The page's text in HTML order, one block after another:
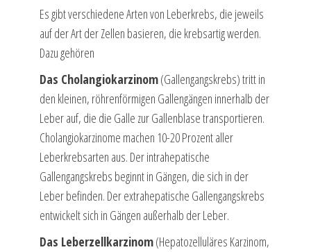
Es gibt verschiedene Arten von Leberkrebs, die jeweils
auf der Art der Zellen basieren, die krebsartig werden.
Dazu gehören
Das Cholangiokarzinom(Gallengangskrebs) tritt in
den kleinen, röhrenförmigen Gallengängen innerhalb der
Leber auf, die die Galle zur Gallenblase transportieren.
Cholangiokarzinome machen 10-20 Prozent aller
Leberkrebsarten aus. Der intrahepatische
Gallengangskrebs beginnt in Gängen, die sich in der
Leber befinden. Der extrahepatische Gallengangskrebs
entwickelt sich in Gängen außerhalb der Leber.
Das Leberzellkarzinom(Hepatozelluläres Karzinom,